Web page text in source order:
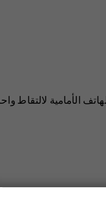
الأمامية لالتقاط